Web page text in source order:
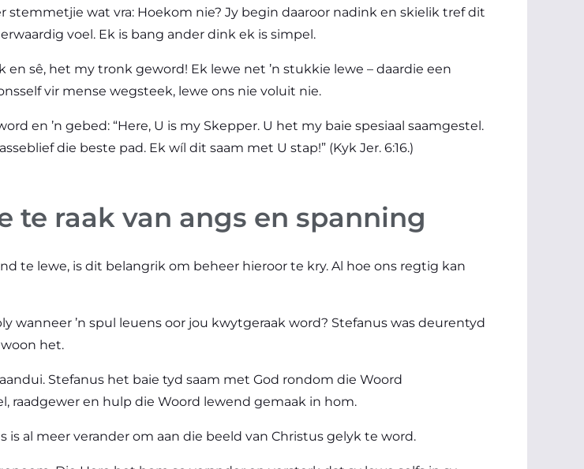
stemmetjie wat vra: Hoekom nie? Jy begin daaroor nadink en skielik tref dit
voel. Ek is bang ander dink ek is simpel.
sê, het my tronk geword! Ek lewe net ’n stukkie lewe – daardie een
vir mense wegsteek, lewe ons nie voluit nie.
en ’n gebed: “Here, U is my Skepper. U het my baie spesiaal saamgestel.
die beste pad. Ek wíl dit saam met U stap!” (Kyk Jer. 6:16.)
te raak van angs en spanning
te lewe, is dit belangrik om beheer hieroor te kry. Al hoe ons regtig kan
wanneer ’n spul leuens oor jou kwytgeraak word? Stefanus was deurentyd
het.
Stefanus het baie tyd saam met God rondom die Woord
raadgewer en hulp die Woord lewend gemaak in hom.
al meer verander om aan die beeld van Christus gelyk te word.